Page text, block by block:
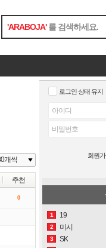
'ARABOJA'를 검색하세요.
추천
0
로그인 상태 유지
회원
1 19
2 미시
3 SK